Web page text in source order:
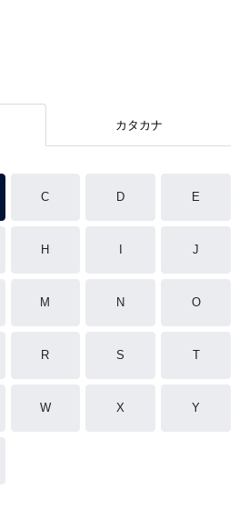
カタカナ
C D E
H J
M N O
R S T
W X Y